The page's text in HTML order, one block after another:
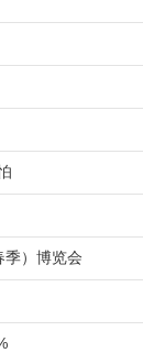
季）博览会